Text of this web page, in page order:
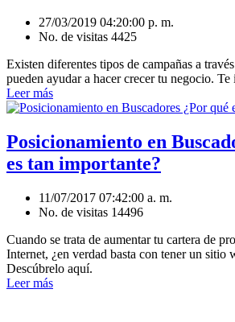
27/03/2019 04:20:00 p. m.
No. de visitas 4425
Existen diferentes tipos de campañas a
pueden ayudar a hacer crecer tu negocio.
Leer más
Posicionamiento en
es tan importante?
11/07/2017 07:42:00 a. m.
No. de visitas 14496
Cuando se trata de aumentar tu cartera de
Internet, ¿en verdad basta con tener un sitio
Descúbrelo aquí.
Leer más